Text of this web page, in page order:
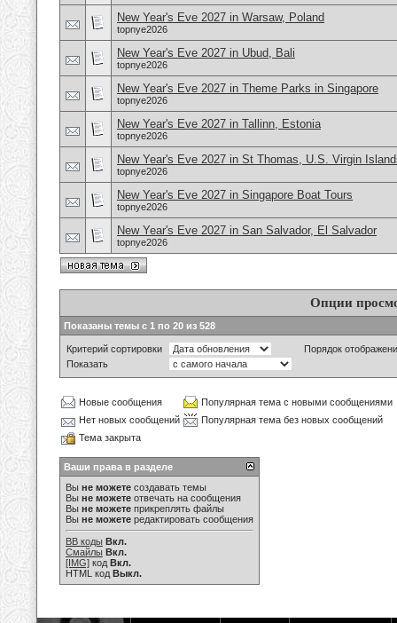
New Year's Eve 2027 in Warsaw, Poland
topnye2026
New Year's Eve 2027 in Ubud, Bali
topnye2026
New Year's Eve 2027 in Theme Parks in Singapore
topnye2026
New Year's Eve 2027 in Tallinn, Estonia
topnye2026
New Year's Eve 2027 in St Thomas, U.S. Virgin
topnye2026
New Year's Eve 2027 in Singapore Boat Tours
topnye2026
New Year's Eve 2027 in San Salvador, El Salvador
topnye2026
Опции
Показаны темы с 1 по 20 из 528
Критерий сортировки
Порядок
Показать
Новые сообщения
Популярная тема с новыми сообщениями
Нет новых сообщений
Популярная тема без новых сообщений
Тема закрыта
Ваши права в разделе
Вы не можете создавать темы
Вы не можете отвечать на сообщения
Вы не можете прикреплять файлы
Вы не можете редактировать сообщения
BB коды Вкл.
Смайлы Вкл.
[IMG] код Вкл.
HTML код Выкл.